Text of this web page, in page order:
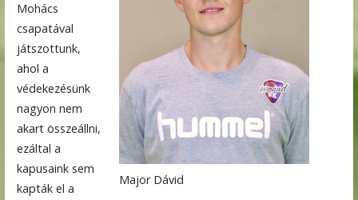
Major Dávid
Mohács
csapatával
játszottunk,
ahol a
védekezésünk
nagyon nem
akart összeállni,
ezáltal a
kapusaink sem
kapták el a